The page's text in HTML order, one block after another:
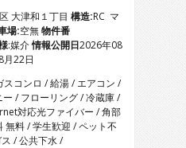
6
7
8
9
11
12
13
14
大津和１丁目 構造:RC マ
場:空無物件番
:媒介情報公開日2026年08
月22日
スコンロ / 給湯 / エアコン /
/ フローリング / 冷蔵庫 /
対応光ファイバー / 角部
無料 / 学生歓迎 / ペット不
/ 公共下水 /